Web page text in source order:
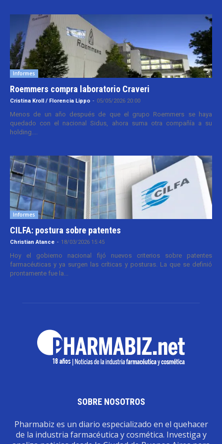
Informes
Roemmers compra laboratorio Craveri
Cristina Kroll / Florencia Lippo - 05/05/2026 20:00
Menos de un año después de que el grupo Roemmers se haya
quedado con el nacional Sidus, ahora suma otra compañía a su
holding....
Informes
CILFA: postura sobre patentes
Christian Atance - 18/03/2026 15:45
Hoy el gobierno nacional fijó nuevos criterios sobre patentes
farmacéuticas y ya surgen las críticas y posturas. La que se definió
prontamente fue la...
SOBRE NOSOTROS
Pharmabiz es un diario especializado en el quehacer
de la industria farmacéutica y cosmética. Investiga y